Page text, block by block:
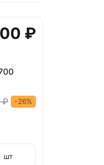
₽
₽ -26%
шт